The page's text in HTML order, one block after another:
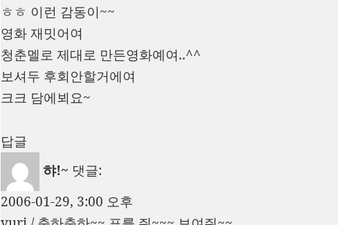
ㅎㅎ 이런 감동이~~
영화 재밋어여
청춘멜로 제대로 만든영화예여..^^
보셔두 후회안할거에여
크크 담에뵈요~
답글
햐!~ 댓글:
2006-01-29, 3:00 오후